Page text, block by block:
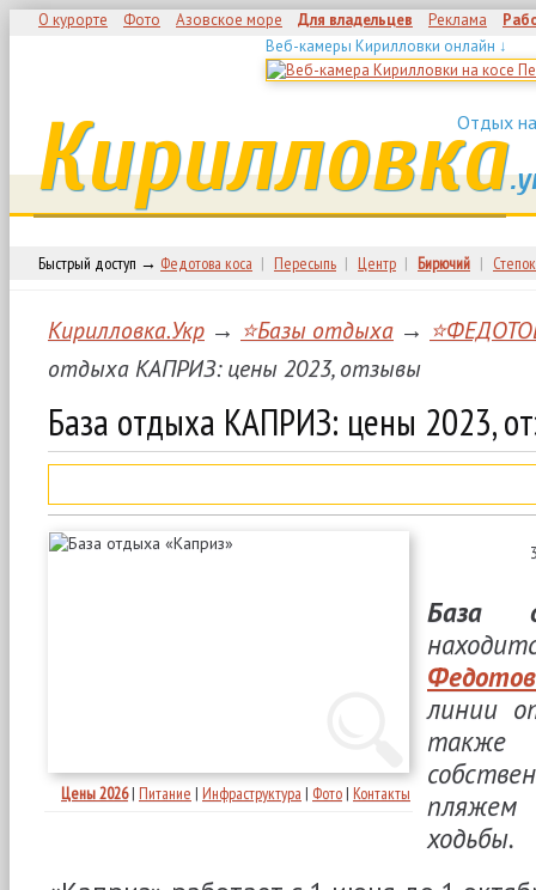
О курорте Фото Азовское море Для владельцев Реклама
Веб-камеры Кирилловки онлайн ↓
Отдых
Кирилловка
Быстрый доступ → Федотова коса | Пересыпь | Центр | Бирючий | Степок
Кирилловка.Укр → ⭐Базы отдыха →
отдыха КАПРИЗ: цены 2023, отзывы
База отдыха КАПРИЗ: цены 2023,
Цены 2026| Питание | Инфраструктура | Фото | Контакты
База
линии
ходьбы.